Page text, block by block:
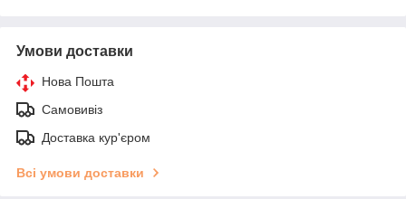
Умови доставки
Нова Пошта
Самовивіз
Доставка кур'єром
Всі умови доставки